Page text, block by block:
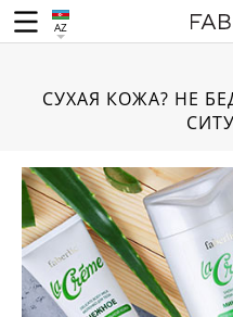
AZ
СУХАЯ КОЖА? НЕ